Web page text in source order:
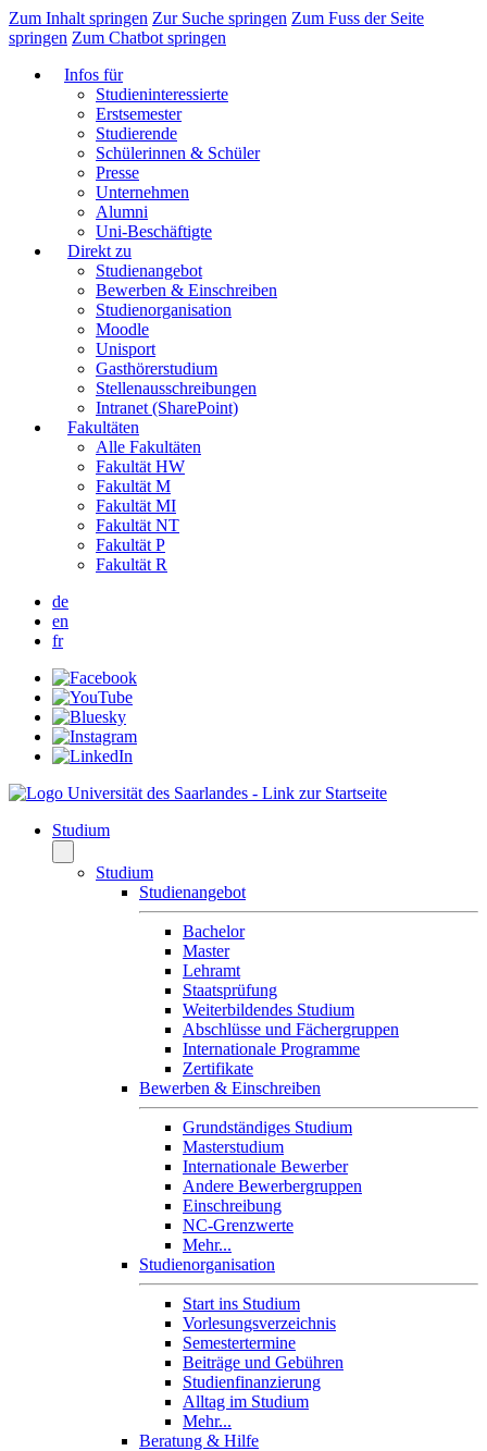
Zum Inhalt springen Zur Suche springen Zum Fuss der Seite
springen Zum Chatbot springen
Infos für
Studieninteressierte
Erstsemester
Studierende
Schülerinnen & Schüler
Presse
Unternehmen
Alumni
Uni-Beschäftigte
Direkt zu
Studienangebot
Bewerben & Einschreiben
Studienorganisation
Moodle
Unisport
Gasthörerstudium
Stellenausschreibungen
Intranet (SharePoint)
Fakultäten
Alle Fakultäten
Fakultät HW
Fakultät M
Fakultät MI
Fakultät NT
Fakultät P
Fakultät R
de
en
fr
Studium
Studium
Studienangebot
Bachelor
Master
Lehramt
Staatsprüfung
Weiterbildendes Studium
Abschlüsse und Fächergruppen
Internationale Programme
Zertifikate
Bewerben & Einschreiben
Grundständiges Studium
Masterstudium
Internationale Bewerber
Andere Bewerbergruppen
Einschreibung
NC-Grenzwerte
Mehr...
Studienorganisation
Start ins Studium
Vorlesungsverzeichnis
Semestertermine
Beiträge und Gebühren
Studienfinanzierung
Alltag im Studium
Mehr...
Beratung & Hilfe